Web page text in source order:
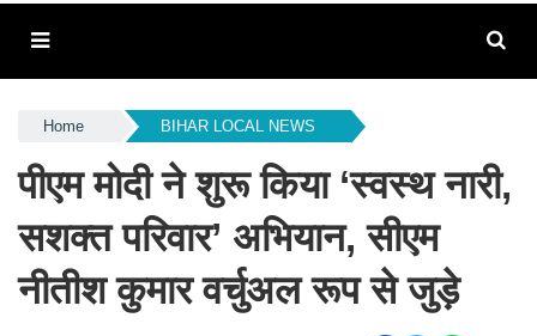
Home BIHAR LOCAL NEWS
पीएम मोदी ने शुरू किया ‘स्वस्थ नारी,
सशक्त परिवार’ अभियान, सीएम
नीतीश कुमार वर्चुअल रूप से जुड़े